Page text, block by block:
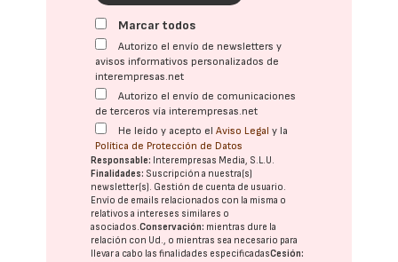
Marcar todos
Autorizo el envío de newsletters y
avisos informativos personalizados de
interempresas.net
Autorizo el envío de comunicaciones
de terceros vía interempresas.net
He leído y acepto elAviso Legal y la
Política de Protección de Datos
Responsable: Interempresas Media, S.L.U.
Finalidades: Suscripción a nuestra(s)
newsletter(s). Gestión de cuenta de usuario.
Envío de emails relacionados con la misma o
relativos a intereses similares o
asociados.Conservación: mientras dure la
relación con Ud., o mientras sea necesario para
llevar a cabo las finalidades especificadasCesión: